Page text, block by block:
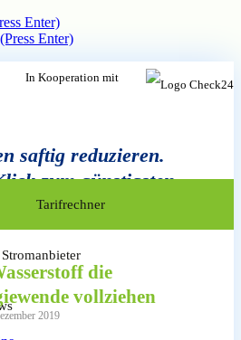
Enter)
Enter)
In Kooperation mit
saftig reduzieren.
zum günstigsten
Anbieter.
Tarifrechner
Stromanbieter
die
vollziehen
2019